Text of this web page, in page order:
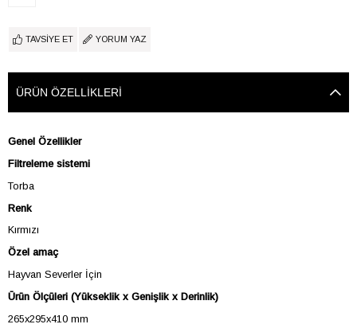
TAVSIYE ET YORUM YAZ
ÜRÜN ÖZELLIKLERI
Genel Özellikler
Filtreleme sistemi
Torba
Renk
Kırmızı
Özel amaç
Hayvan Severler İçin
Ürün Ölçüleri (Yükseklik x Genişlik x Derinlik)
265x295x410 mm